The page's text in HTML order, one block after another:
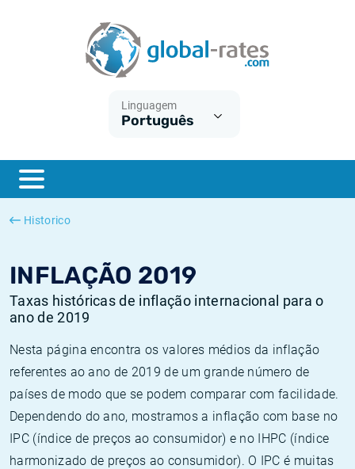
Linguagem
Português
Historico
INFLAÇÃO 2019
Taxas históricas de inflação internacional para o
ano de 2019
Nesta página encontra os valores médios da inflação
referentes ao ano de 2019 de um grande número de
países de modo que se podem comparar com facilidade.
Dependendo do ano, mostramos a inflação com base no
IPC (índice de preços ao consumidor) e no IHPC (índice
harmonizado de preços ao consumidor). O IPC é muitas
ESTER
SONIA
O que é a inflação do IPC?
O que é a inflação do IHPC?
Inflação Estados Unidos
Inflação Europa
Taxas Euribor históricas
Taxas ESTER históricas
Taxas SONIA históricas
Taxas TONAR históricas
Calculadora de inflação